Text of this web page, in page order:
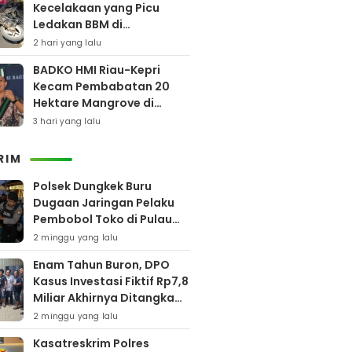
Kecelakaan yang Picu
Ledakan BBM di
Pamekasan
2 hari yang lalu
BADKO HMI Riau-Kepri
Kecam Pembabatan 20
Hektare Mangrove di
Bengkalis
3 hari yang lalu
Polsek Dungkek Buru
Dugaan Jaringan Pelaku
Pembobol Toko di Pulau
Gili Iyang
2 minggu yang lalu
Enam Tahun Buron, DPO
Kasus Investasi Fiktif Rp7,8
Miliar Akhirnya Ditangkap
Polres Pamekasan
2 minggu yang lalu
Kasatreskrim Polres